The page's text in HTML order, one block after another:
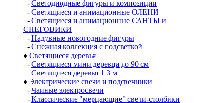
- Светодиодные фигуры и композиции
- Светящиеся и анимационные ОЛЕНИ
- Светящиеся и анимационные САНТЫ и
СНЕГОВИКИ
- Надувные новогодние фигуры
- Снежная коллекция с подсветкой
♦ Светящиеся деревья
- Светящиеся мини деревца до 90 см
- Светящиеся деревья 1-3 м
♦ Электрические свечи и подсвечники
- Чайные электросвечи
- Классические "мерцающие" свечи-столбики